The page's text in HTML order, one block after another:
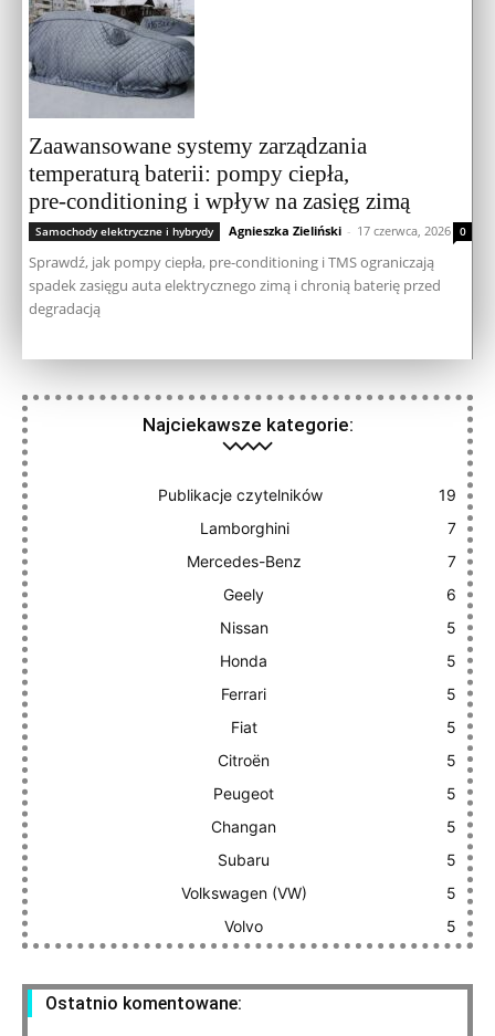
Zaawansowane systemy zarządzania
temperaturą baterii: pompy ciepła,
pre‑conditioning i wpływ na zasięg zimą
Samochody elektryczne i hybrydy Agnieszka Zieliński - 17 czerwca, 2026 0
Sprawdź, jak pompy ciepła, pre-conditioning i TMS ograniczają
spadek zasięgu auta elektrycznego zimą i chronią baterię przed
degradacją
Najciekawsze kategorie:
Publikacje czytelników
19
Lamborghini
7
Mercedes-Benz
7
Geely
6
Nissan
5
Honda
5
Ferrari
5
Fiat
5
Citroën
5
Peugeot
5
Changan
5
Subaru
5
Volkswagen (VW)
5
Volvo
5
Ostatnio komentowane: